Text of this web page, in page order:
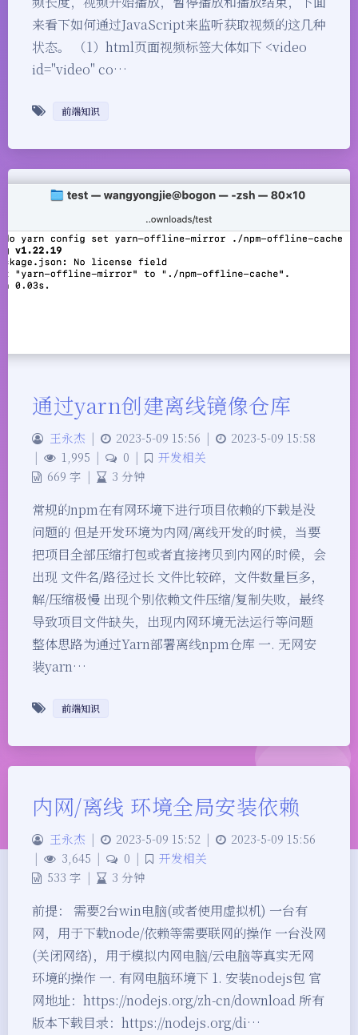
来看下如何通过JavaScript来监听获取视频的这几种
状态。 （1）html页面视频标签大体如下 <video
id="video" co…
前端知识
通过yarn创建离线镜像仓库
王永杰 | 2023-5-09 15:56 |
2023-5-09 15:58
|
1,995 | 0 |
开发相关
669 字 | 3 分钟
常规的npm在有网环境下进行项目依赖的下载是没
问题的 但是开发环境为内网/离线开发的时候，当要
把项目全部压缩打包或者直接拷贝到内网的时候，会
出现 文件名/路径过长 文件比较碎，文件数量巨多，
解/压缩极慢 出现个别依赖文件压缩/复制失败，最终
导致项目文件缺失，出现内网环境无法运行等问题
整体思路为通过Yarn部署离线npm仓库 一. 无网安
装yarn…
前端知识
内网/离线 环境全局安装依赖
王永杰 | 2023-5-09 15:52 |
2023-5-09 15:56
|
3,645 | 0 |
开发相关
533 字 | 3 分钟
前提： 需要2台win电脑(或者使用虚拟机) 一台有
网，用于下载node/依赖等需要联网的操作 一台没网
(关闭网络)，用于模拟内网电脑/云电脑等真实无网
环境的操作 一. 有网电脑环境下 1. 安装nodejs包 官
网地址：https://nodejs.org/zh-cn/download 所有
版本下载目录：https://nodejs.org/di…